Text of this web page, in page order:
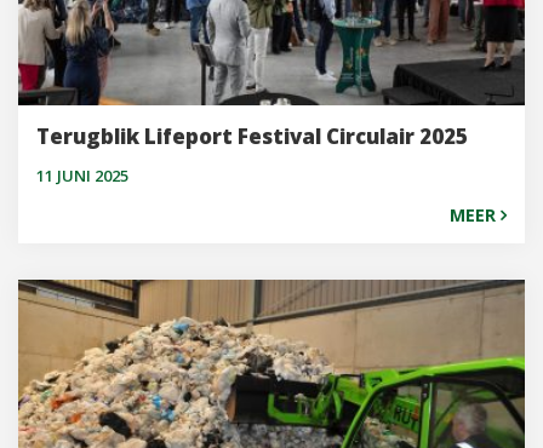
Terugblik Lifeport Festival Circulair 2025
11 JUNI 2025
MEER